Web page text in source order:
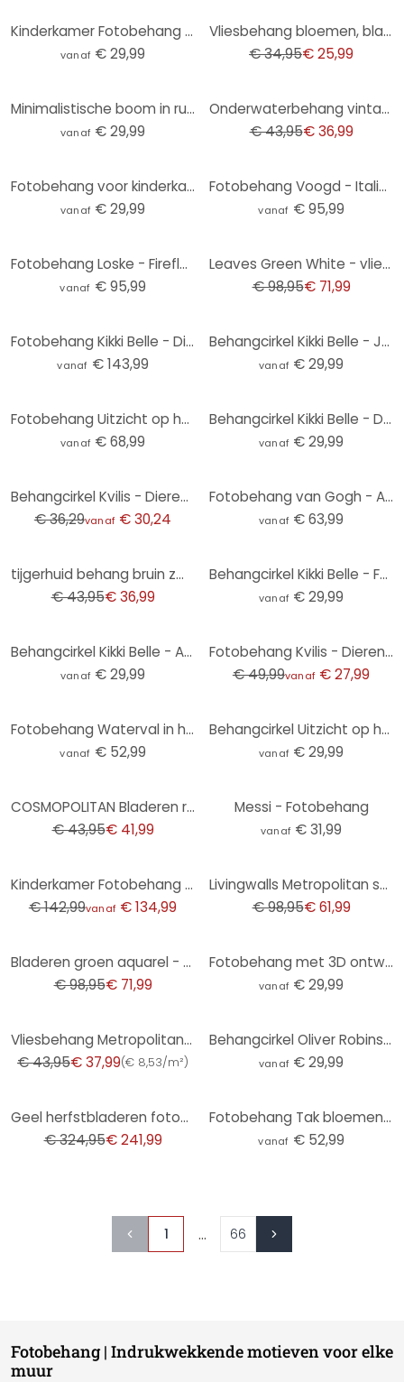
Kinderkamer Fotobehang Kleine teddybeer met ballon - Magnusson - Rond - vliesbehang/zelfklevend vlie
vanaf € 29,99
Vliesbehang bloemen, bladeren natuur mat in beige 2,70 x 1,59 m
€ 34,95€ 25,99
Minimalistische boom in rustig landschap | natuur Fotobehang - Meel - rond - vliesbehang/zelfklevend
vanaf € 29,99
Onderwaterbehang vintage kleurrijk - vliesbehang met vissen voor woonkamer & badkamer
€ 43,95€ 36,99
Fotobehang voor kinderkamer - Onderwateravontuur met zeedieren - Oliver Robins - Rond - vliesbehang/
vanaf € 29,99
Fotobehang Voogd - Italiaans Landschap met Parasoldennen
vanaf € 95,99
Fotobehang Loske - Firefly Fun
vanaf € 95,99
Leaves Green White - vliesbehang met aquarel motief voor woonkamer & slaapkamer
€ 98,95€ 71,99
Fotobehang Kikki Belle - Dino Avontuur
vanaf € 143,99
Behangcirkel Kikki Belle - Jungle Cats - vliesbehang/zelfklevend vliesbehang
vanaf € 29,99
Fotobehang Uitzicht op het meer - Keller
vanaf € 68,99
Behangcirkel Kikki Belle - Dino Avontuur - vliesbehang/zelfklevend vliesbehang
vanaf € 29,99
Behangcirkel Kvilis - Dierenvrienden in het Bos - vliesbehang/zelfklevend vliesbehang
€ 36,29vanaf € 30,24
Fotobehang van Gogh - Amandelbloesem Oker
vanaf € 63,99
tijgerhuid behang bruin zwart - dierenprint behang - exotisch vliesbehang
€ 43,95€ 36,99
Behangcirkel Kikki Belle - Forest Fun - vliesbehang/zelfklevend vliesbehang
vanaf € 29,99
Behangcirkel Kikki Belle - Animals around the World - vliesbehang/zelfklevend vliesbehang
vanaf € 29,99
Fotobehang Kvilis - Dierenvrienden in het Bos
€ 49,99vanaf € 27,99
Fotobehang Waterval in het Bos
vanaf € 52,99
Behangcirkel Uitzicht op het meer - Keller - vliesbehang/zelfklevend vliesbehang
vanaf € 29,99
COSMOPOLITAN Bladeren ranken blauw wit - design Vliesbehang natuur
€ 43,95€ 41,99
Messi - Fotobehang
vanaf € 31,99
Kinderkamer Fotobehang zeedieren diep in de oceaan - Oliver Robins
€ 142,99vanaf € 134,99
Livingwalls Metropolitan stories THE WALL abstract behang
€ 98,95€ 61,99
Bladeren groen aquarel - vliesbehang met plantenmotief voor slaapkamer
€ 98,95€ 71,99
Fotobehang met 3D ontwerp - Abstracte ringen beige - Grande - Rond - vliesbehang/zelfklevend vliesbe
vanaf € 29,99
Vliesbehang Metropolitan Stories by A.S. Creation
€ 43,95€ 37,99(€ 8,53/m²)
Behangcirkel Oliver Robins - Ark van Noach - vliesbehang/zelfklevend vliesbehang
vanaf € 29,99
Geel herfstbladeren fotobehang op crème - vliesbehang in aquarelstijl
€ 324,95€ 241,99
Fotobehang Tak bloemen op vintage goud - Paksoylu
vanaf € 52,99
1 ... 66
Fotobehang | Indrukwekkende motieven voor elke
muur